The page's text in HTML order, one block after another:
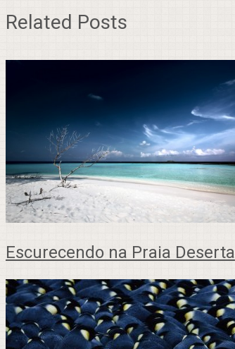
Related Posts
Escurecendo na Praia Deserta